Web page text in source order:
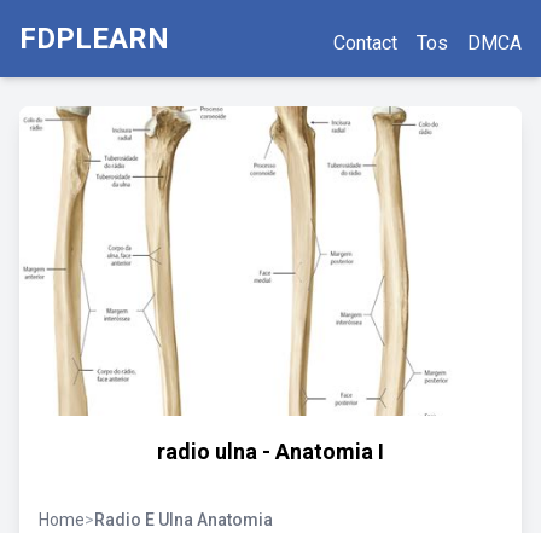
FDPLEARN Contact Tos DMCA
radio ulna - Anatomia I
Home>Radio E Ulna Anatomia